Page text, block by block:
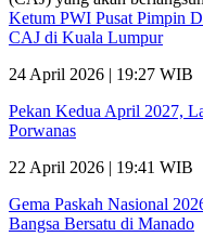
Ketum PWI Pusat Pimpin
CAJ di Kuala Lumpur
24 April 2026 | 19:27 WIB
Pekan Kedua April 2027,
Porwanas
22 April 2026 | 19:41 WIB
Gema Paskah Nasional
Bangsa Bersatu di Manado